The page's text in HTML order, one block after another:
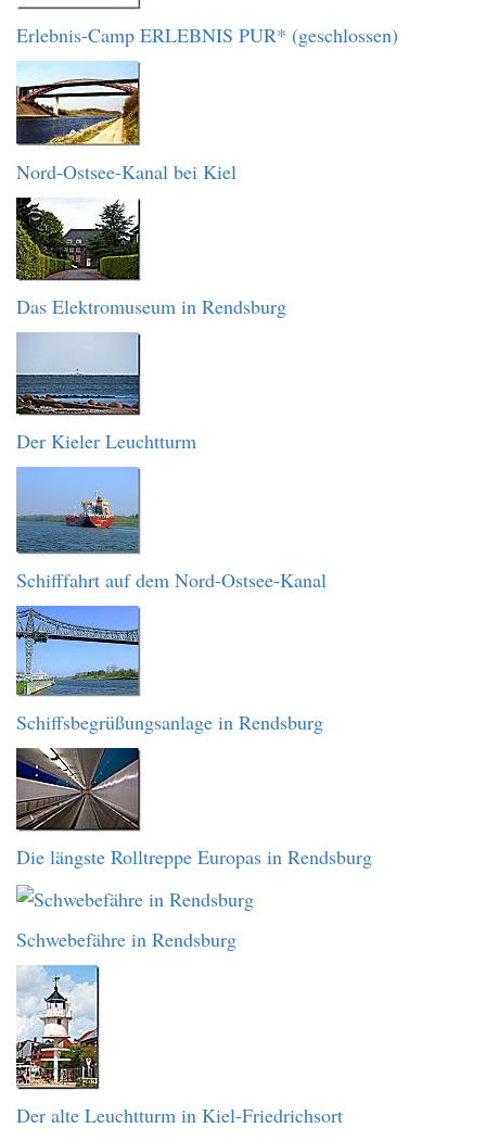
Erlebnis-Camp ERLEBNIS PUR* (geschlossen)
Nord-Ostsee-Kanal bei Kiel
Das Elektromuseum in Rendsburg
Der Kieler Leuchtturm
Schifffahrt auf dem Nord-Ostsee-Kanal
Schiffsbegrüßungsanlage in Rendsburg
Die längste Rolltreppe Europas in Rendsburg
Schwebefähre in Rendsburg
Der alte Leuchtturm in Kiel-Friedrichsort